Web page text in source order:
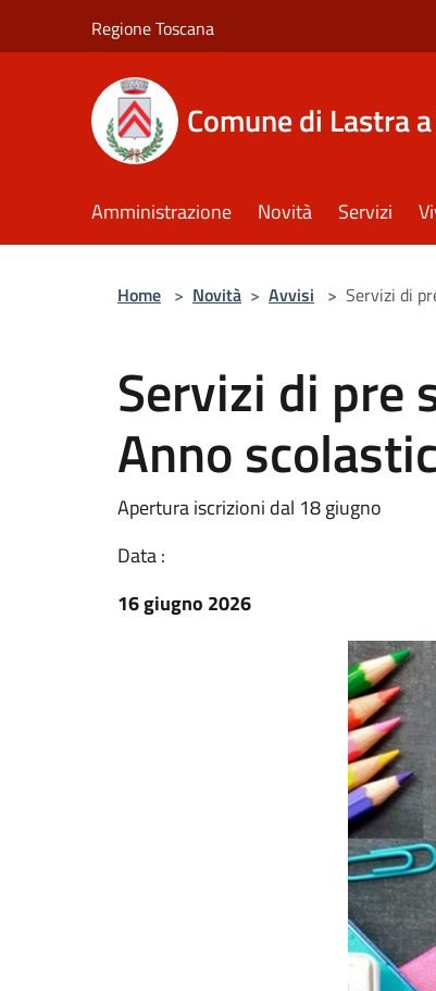
Regione Toscana
Comune di Lastra
Amministrazione Novità Servizi
Home > Novità > Avvisi > Servizi di
Servizi di pre
Anno
Apertura iscrizioni dal 18 giugno
Data :
16 giugno 2026